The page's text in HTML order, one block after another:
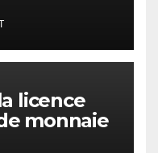
licence
monnaie